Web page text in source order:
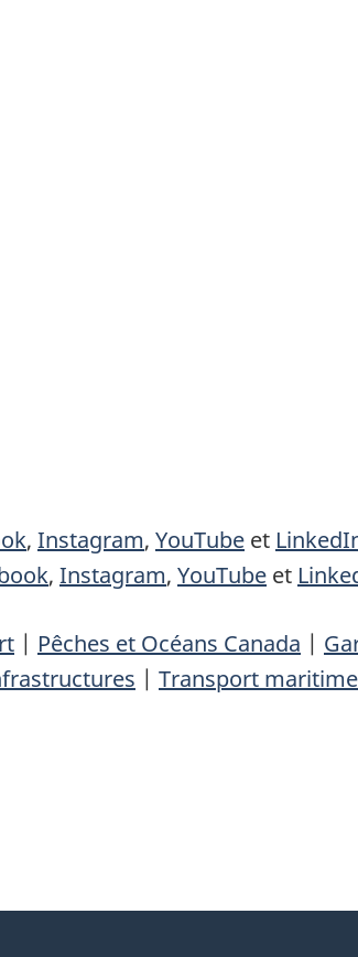
, Instagram, YouTube et
, Instagram, YouTube et
| Pêches et Océans Canada |
| Transport maritime